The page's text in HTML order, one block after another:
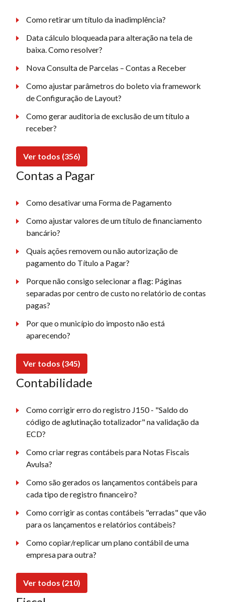
Como retirar um título da inadimplência?
Data cálculo bloqueada para alteração na tela de
baixa. Como resolver?
Nova Consulta de Parcelas – Contas a Receber
Como ajustar parâmetros do boleto via framework
de Configuração de Layout?
Como gerar auditoria de exclusão de um título a
receber?
Ver todos (356)
Contas a Pagar
Como desativar uma Forma de Pagamento
Como ajustar valores de um título de financiamento
bancário?
Quais ações removem ou não autorização de
pagamento do Título a Pagar?
Porque não consigo selecionar a flag: Páginas
separadas por centro de custo no relatório de contas
pagas?
Por que o município do imposto não está
aparecendo?
Ver todos (345)
Contabilidade
Como corrigir erro do registro J150 - "Saldo do
código de aglutinação totalizador" na validação da
ECD?
Como criar regras contábeis para Notas Fiscais
Avulsa?
Como são gerados os lançamentos contábeis para
cada tipo de registro financeiro?
Como corrigir as contas contábeis "erradas" que vão
para os lançamentos e relatórios contábeis?
Como copiar/replicar um plano contábil de uma
empresa para outra?
Ver todos (210)